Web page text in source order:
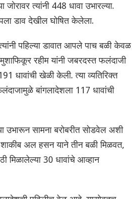
त्यांनी 448 धावा उभारल्या.
डाव देखील घोषित केलेला.
पहिल्या डावात आपले पाच बळी केवळ
रहीम यांनी जबरदस्त फलंदाजी
धावांची खेळी केली. त्या व्यतिरिक्त
बांगलादेशला 117 धावांची
उभारून सामना बरोबरीत सोडवेल अशी
शाकीब अल हसन याने तीन बळी मिळवत,
मिळालेल्या 30 धावांचे आव्हान